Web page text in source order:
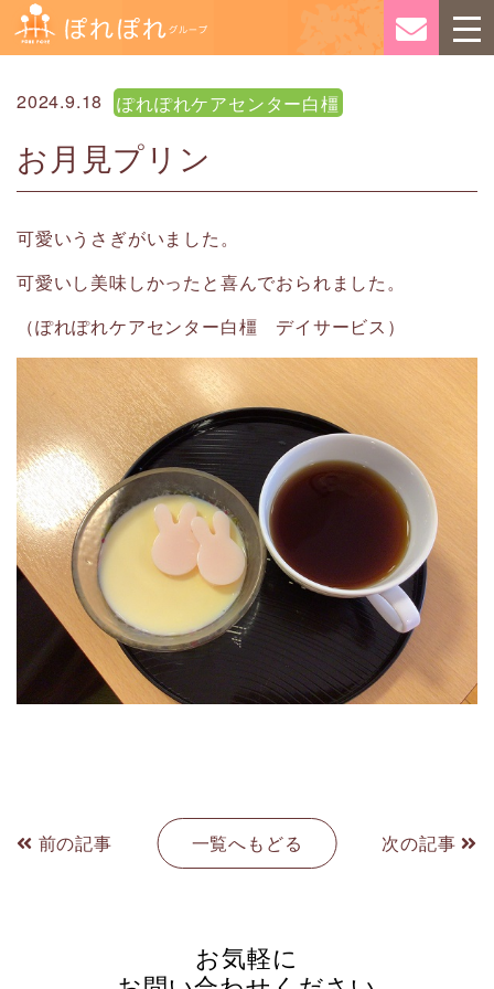
2024.9.18 ぽれぽれケアセンター白橿
お月見プリン
可愛いうさぎがいました。
可愛いし美味しかったと喜んでおられました。
（ぽれぽれケアセンター白橿 デイサービス）
前の記事 一覧へもどる 次の記事
お気軽に